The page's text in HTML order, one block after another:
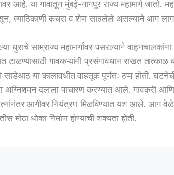
आहे. या गावातून मुंबई-नागपूर राज्य महामार्ग जातो.
त्याठिकाणी कचरा व शेण साठलेले असल्याने आग
धुराचे साम्राज्य महामार्गावर पसरल्याने वाहनचालकांना
टाळण्यासाठी गावकऱ्यांनी प्रसंगावधान राखत
या कालावधीत वाहतूक पूर्णतः ठप्प होती.
अग्निशमन दलाला पाचारण करण्यात आले. गावकरी
आगीवर नियंत्रण मिळविण्यात यश आले. आग
मोठा धोका निर्माण होण्याची शक्यता होती.